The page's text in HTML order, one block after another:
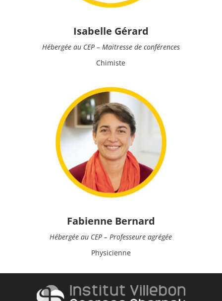
Isabelle Gérard
Hébergée au CEP – Maitresse de conférences
Chimiste
Fabienne Bernard
Hébergée au CEP – Professeure agrégée
Physicienne